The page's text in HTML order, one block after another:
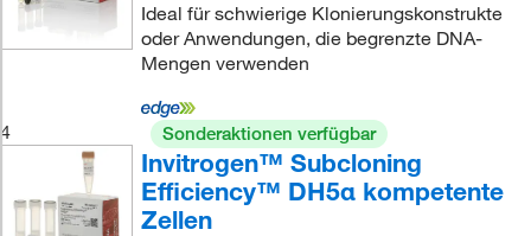
Ideal für schwierige Klonierungskonstrukte
oder Anwendungen, die begrenzte DNA-
Mengen verwenden
4 Sonderaktionen verfügbar
Invitrogen™ Subcloning
Efficiency™ DH5α kompetente
Zellen